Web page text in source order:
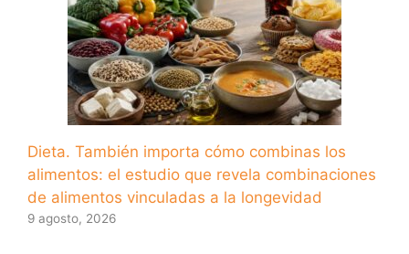
Dieta. También importa cómo combinas los
alimentos: el estudio que revela combinaciones
de alimentos vinculadas a la longevidad
9 agosto, 2026